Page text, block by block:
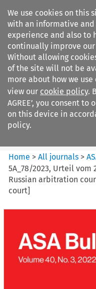
We use cookies on this
with an informative and
experience and also to
continually improve
Without allowing
of the site will not be
more about how we use
view our cookie policy.
AGREE’, you consent to
on this device in
policy.
Search
ASA Bulletin
Home >All journals >
5A_78/2023, Urteil vom
Russian arbitration
court]